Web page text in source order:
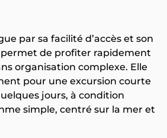
par sa facilité d’accès et son
de profiter rapidement
organisation complexe. Elle
pour une excursion courte
jours, à condition
simple, centré sur la mer et